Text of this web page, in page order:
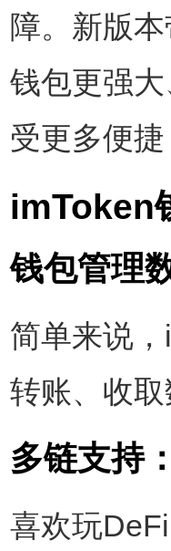
障。新版
钱包更强
受更多便
imToken
钱包管理
简单来说
转账、收
多链支持
喜欢玩